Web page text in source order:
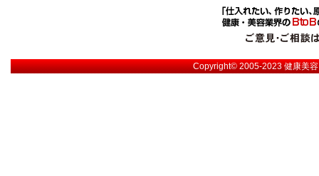
Copyright© 2005-2023健康美